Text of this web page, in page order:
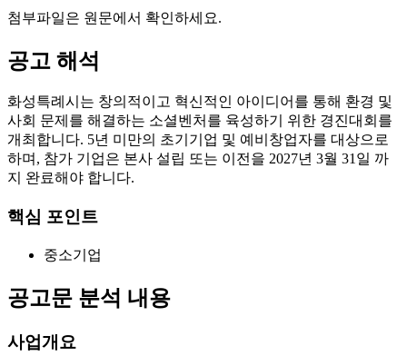
첨부파일은 원문에서 확인하세요.
공고 해석
화성특례시는 창의적이고 혁신적인 아이디어를 통해 환경 및
사회 문제를 해결하는 소셜벤처를 육성하기 위한 경진대회를
개최합니다. 5년 미만의 초기기업 및 예비창업자를 대상으로
하며, 참가 기업은 본사 설립 또는 이전을 2027년 3월 31일 까
지 완료해야 합니다.
핵심 포인트
중소기업
공고문 분석 내용
사업개요